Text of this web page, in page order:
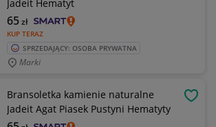
Jadeit Hematyt
KUP TERAZ
65zł
SPRZEDAJĄCY: OSOBA PRYWATNA
Marki
Bransoletka kamienie naturalne
Jadeit Agat Piasek Pustyni Hematyty